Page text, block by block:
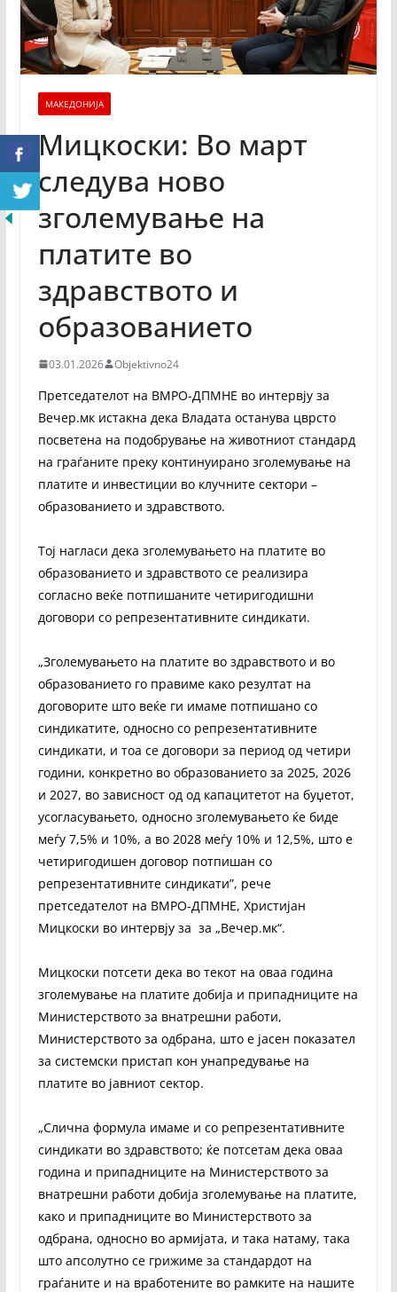
МАКЕДОНИЈА
Мицкоски: Во март
следува ново
зголемување на
платите во
здравството и
образованието
03.01.2026 Objektivno24
Претседателот на ВМРО-ДПМНЕ во интервју за
Вечер.мк истакна дека Владата останува цврсто
посветена на подобрување на животниот стандард
на граѓаните преку континуирано зголемување на
платите и инвестиции во клучните сектори –
образованието и здравството.
Тој нагласи дека зголемувањето на платите во
образованието и здравството се реализира
согласно веќе потпишаните четиригодишни
договори со репрезентативните синдикати.
„Зголемувањето на платите во здравството и во
образованието го правиме како резултат на
договорите што веќе ги имаме потпишано со
синдикатите, односно со репрезентативните
синдикати, и тоа се договори за период од четири
години, конкретно во образованието за 2025, 2026
и 2027, во зависност од од капацитетот на буџетот,
усогласувањето, односно зголемувањето ќе биде
меѓу 7,5% и 10%, а во 2028 меѓу 10% и 12,5%, што е
четиригодишен договор потпишан со
репрезентативните синдикати”, рече
претседателот на ВМРО-ДПМНЕ, Христијан
Мицкоски во интервју за за „Вечер.мк“.
Мицкоски потсети дека во текот на оваа година
зголемување на платите добија и припадниците на
Министерството за внатрешни работи,
Министерството за одбрана, што е јасен показател
за системски пристап кон унапредување на
платите во јавниот сектор.
„Слична формула имаме и со репрезентативните
синдикати во здравството; ќе потсетам дека оваа
година и припадниците на Министерството за
внатрешни работи добија зголемување на платите,
како и припадниците во Министерството за
одбрана, односно во армијата, и така натаму, така
што апсолутно се грижиме за стандардот на
граѓаните и на вработените во рамките на нашите